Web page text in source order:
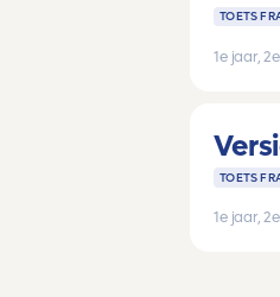
TOETS
1e jaar,
TOETS
1e jaar,